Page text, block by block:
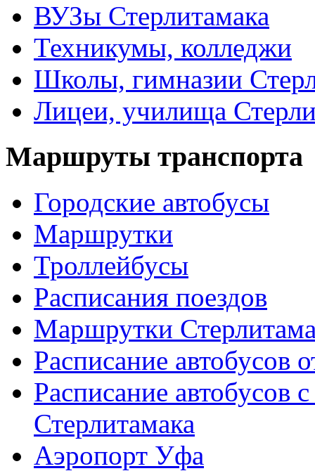
ВУЗы Стерлитамака
Техникумы, колледжи
Школы, гимназии
Лицеи, училища
Маршруты транспорта
Городские автобусы
Маршрутки
Троллейбусы
Расписания поездов
Маршрутки
Расписание автобусов
Расписание автобусов
Стерлитамака
Аэропорт Уфа